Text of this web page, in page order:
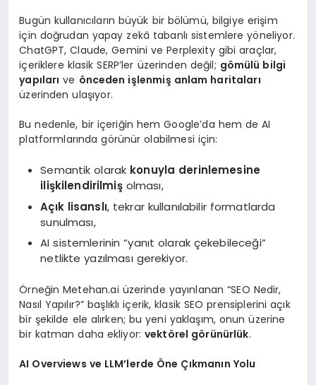
Bugün kullanıcıların büyük bir bölümü, bilgiye erişim
için doğrudan yapay zekâ tabanlı sistemlere yöneliyor.
ChatGPT, Claude, Gemini ve Perplexity gibi araçlar,
içeriklere klasik SERP’ler üzerinden değil; gömülü bilgi
yapıları ve önceden işlenmiş anlam haritaları
üzerinden ulaşıyor.
Bu nedenle, bir içeriğin hem Google’da hem de AI
platformlarında görünür olabilmesi için:
Semantik olarak konuyla derinlemesine
ilişkilendirilmişolması,
Açık lisanslı, tekrar kullanılabilir formatlarda
sunulması,
AI sistemlerinin “yanıt olarak çekebileceği”
netlikte yazılması gerekiyor.
Örneğin Metehan.ai üzerinde yayınlanan “SEO Nedir,
Nasıl Yapılır?” başlıklı içerik, klasik SEO prensiplerini açık
bir şekilde ele alırken; bu yeni yaklaşım, onun üzerine
bir katman daha ekliyor: vektörel görünürlük.
AI Overviews ve LLM’lerde Öne Çıkmanın Yolu